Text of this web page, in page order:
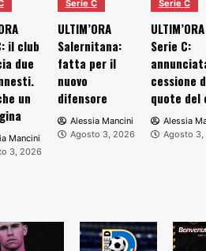
il club
due
un
Mancini
3, 2026
Serie C
ULTIM’ORA
Salernitana:
fatta per il
nuovo
difensore
Alessia Mancini
Agosto 3, 2026
Serie C
ULTIM’ORA
Serie C:
cessione
quote del
Alessia
Agosto 3,